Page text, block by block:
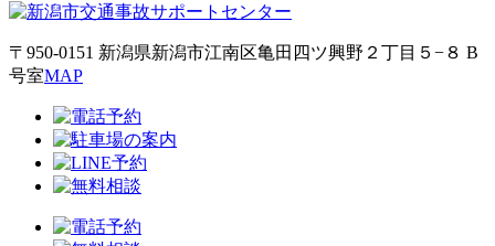
〒950-0151 新潟県新潟市江南区亀田四ツ興野２丁目５−８ B
号室MAP